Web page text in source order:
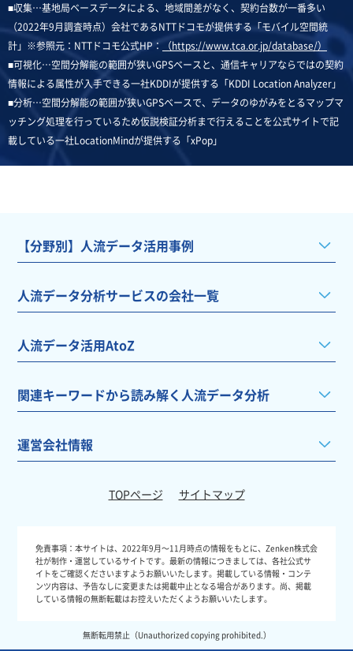
■収集…基地局ベースデータによる、地域間差がなく、契約台数が一番多い
（2022年9月調査時点）会社であるNTTドコモが提供する「モバイル空間統
計」※参照元：NTTドコモ公式HP：
（https://www.tca.or.jp/database/）
■可視化…空間分解能の範囲が狭いGPSベースと、通信キャリアならではの契約
情報による属性が入手できる一社KDDIが提供する「KDDI Location Analyzer」
■分析…空間分解能の範囲が狭いGPSベースで、データのゆがみをとるマップマ
ッチング処理を行っているため仮説検証分析まで行えることを公式サイトで記
載している一社LocationMindが提供する「xPop」
【分野別】人流データ活用事例
人流データ分析サービスの会社一覧
人流データ活用AtoZ
関連キーワードから読み解く人流データ分析
運営会社情報
TOPページ サイトマップ
免責事項： 本サイトは、2022年9月～11月時点の情報をもとに、Zenken株式会
社が制作・運営しているサイトです。最新の情報につきましては、各社公式サ
イトをご確認くださいますようお願いいたします。掲載している情報・コンテ
ンツ内容は、予告なしに変更または掲載中止となる場合があります。尚、掲載
している情報の無断転載はお控えいただくようお願いいたします。
無断転用禁止（Unauthorized copying prohibited.）